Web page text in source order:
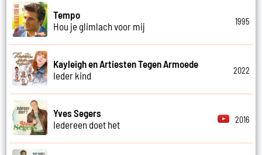
Tempo
Hou je glimlach voor mij
1995
Kayleigh en Artiesten Tegen Armoede
Ieder kind
2022
Yves Segers
Iedereen doet het
2016